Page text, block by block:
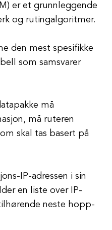
er et grunnleggende
og rutingalgoritmer.
den mest spesifikke
som samsvarer
må
må ruteren
skal tas basert på
IP-adressen i sin
en liste over IP-
neste hopp-